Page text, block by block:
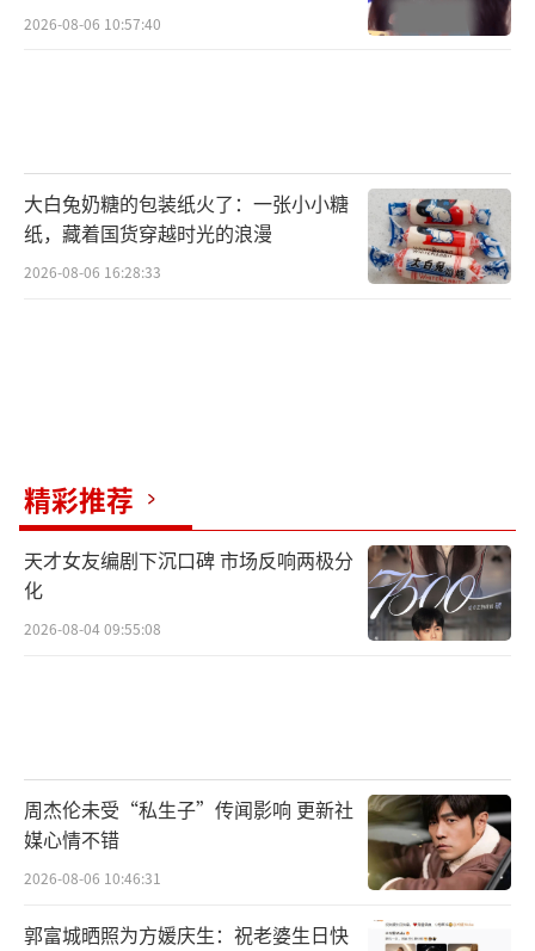
2026-08-06 10:57:40
大白兔奶糖的包装纸火了：一张小小糖
纸，藏着国货穿越时光的浪漫
2026-08-06 16:28:33
精彩推荐
天才女友编剧下沉口碑 市场反响两极分
化
2026-08-04 09:55:08
周杰伦未受“私生子”传闻影响 更新社
媒心情不错
2026-08-06 10:46:31
郭富城晒照为方媛庆生：祝老婆生日快